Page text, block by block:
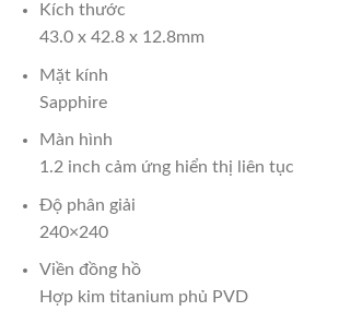
Kích thước
43.0 x 42.8 x 12.8mm
Mặt kính
Sapphire
Màn hình
1.2 inch cảm ứng hiển thị liên tục
Độ phân giải
240×240
Viền đồng hồ
Hợp kim titanium phủ PVD